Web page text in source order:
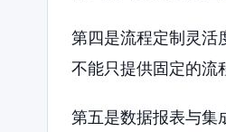
第四是流程定制灵活
不能只提供固定的流
第五是数据报表与集